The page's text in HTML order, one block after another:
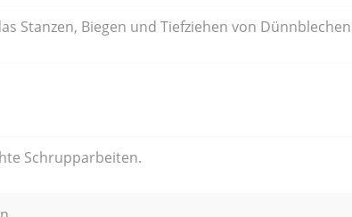
Stanzen, Biegen und Tiefziehen von Dünnblechen
Schrupparbeiten.